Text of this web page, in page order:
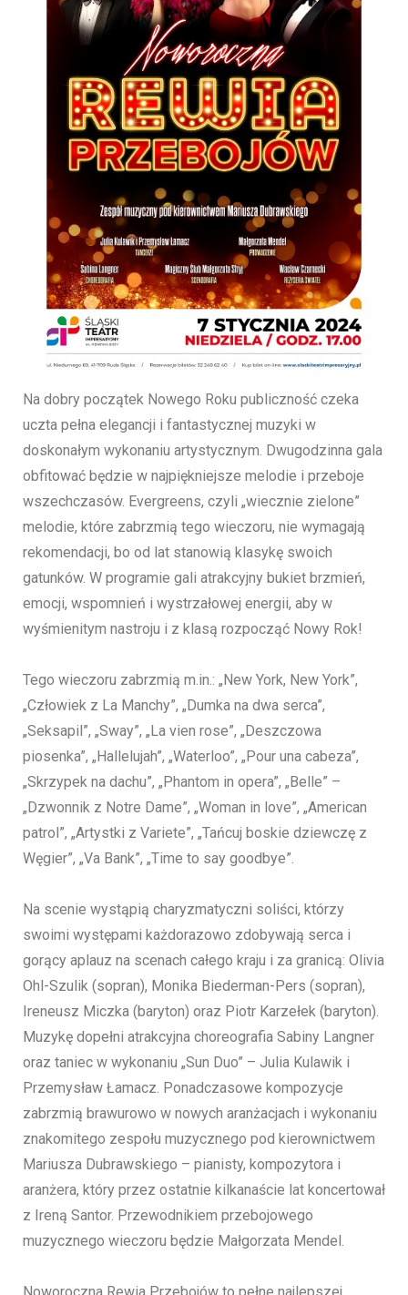
Na dobry początek Nowego Roku publiczność czeka
uczta pełna elegancji i fantastycznej muzyki w
doskonałym wykonaniu artystycznym. Dwugodzinna gala
obfitować będzie w najpiękniejsze melodie i przeboje
wszechczasów. Evergreens, czyli „wiecznie zielone”
melodie, które zabrzmią tego wieczoru, nie wymagają
rekomendacji, bo od lat stanowią klasykę swoich
gatunków. W programie gali atrakcyjny bukiet brzmień,
emocji, wspomnień i wystrzałowej energii, aby w
wyśmienitym nastroju i z klasą rozpocząć Nowy Rok!
Tego wieczoru zabrzmią m.in.: „New York, New York”,
„Człowiek z La Manchy”, „Dumka na dwa serca”,
„Seksapil”, „Sway”, „La vien rose”, „Deszczowa
piosenka”, „Hallelujah”, „Waterloo”, „Pour una cabeza”,
„Skrzypek na dachu”, „Phantom in opera”, „Belle” –
„Dzwonnik z Notre Dame”, „Woman in love”, „American
patrol”, „Artystki z Variete”, „Tańcuj boskie dziewczę z
Węgier”, „Va Bank”, „Time to say goodbye”.
Na scenie wystąpią charyzmatyczni soliści, którzy
swoimi występami każdorazowo zdobywają serca i
gorący aplauz na scenach całego kraju i za granicą: Olivia
Ohl-Szulik (sopran), Monika Biederman-Pers (sopran),
Ireneusz Miczka (baryton) oraz Piotr Karzełek (baryton).
Muzykę dopełni atrakcyjna choreografia Sabiny Langner
oraz taniec w wykonaniu „Sun Duo” – Julia Kulawik i
Przemysław Łamacz. Ponadczasowe kompozycje
zabrzmią brawurowo w nowych aranżacjach i wykonaniu
znakomitego zespołu muzycznego pod kierownictwem
Mariusza Dubrawskiego – pianisty, kompozytora i
aranżera, który przez ostatnie kilkanaście lat koncertował
z Ireną Santor. Przewodnikiem przebojowego
muzycznego wieczoru będzie Małgorzata Mendel.
Noworoczna Rewia Przebojów to pełne najlepszej